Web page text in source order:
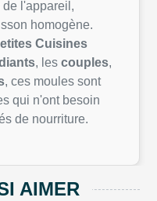
l'appareil,
homogène.
Cuisines
, les couples,
, ces moules sont
qui n'ont besoin
de nourriture.
AIMER